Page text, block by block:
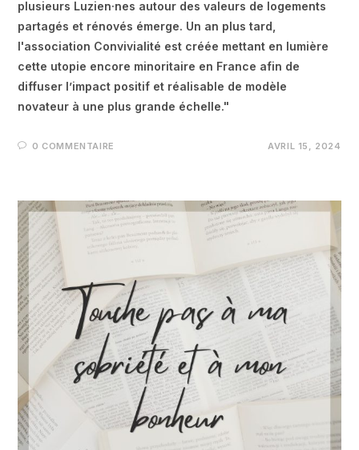
plusieurs Luzien·nes autour des valeurs de logements
partagés et rénovés émerge. Un an plus tard,
l'association Convivialité est créée mettant en lumière
cette utopie encore minoritaire en France afin de
diffuser l’impact positif et réalisable de modèle
novateur à une plus grande échelle."
0 COMMENTAIRE AVRIL 15, 2024